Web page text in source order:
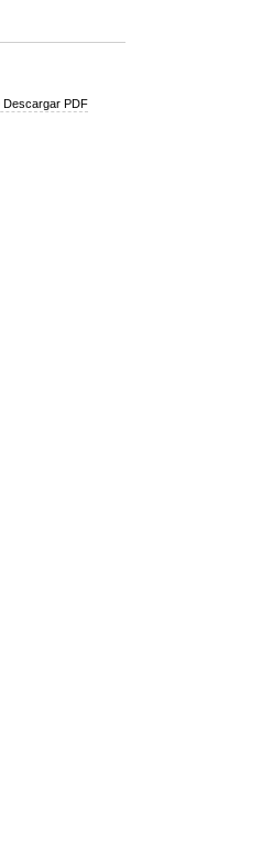
Descargar PDF